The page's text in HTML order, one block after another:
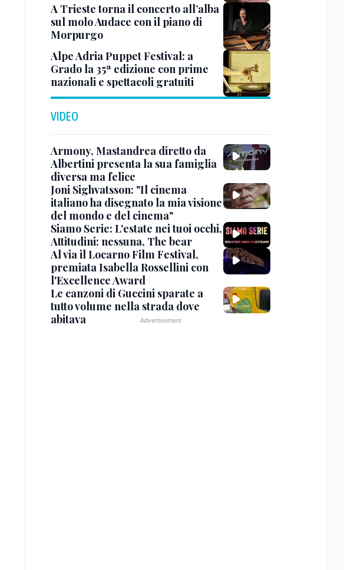
A Trieste torna il concerto all’alba
sul molo Audace con il piano di
Morpurgo
Alpe Adria Puppet Festival: a
Grado la 35ª edizione con prime
nazionali e spettacoli gratuiti
VIDEO
Armony, Mastandrea diretto da
Albertini presenta la sua famiglia
diversa ma felice
Joni Sighvatsson: "Il cinema
italiano ha disegnato la mia visione
del mondo e del cinema"
Siamo Serie: L'estate nei tuoi occhi,
Attitudini: nessuna, The bear
Al via il Locarno Film Festival,
premiata Isabella Rossellini con
l'Excellence Award
Le canzoni di Guccini sparate a
tutto volume nella strada dove
abitava